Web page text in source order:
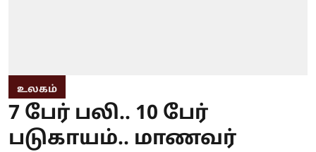
உலகம்
7 பேர் பலி.. 10 பேர்
படுகாயம்.. மாணவர்